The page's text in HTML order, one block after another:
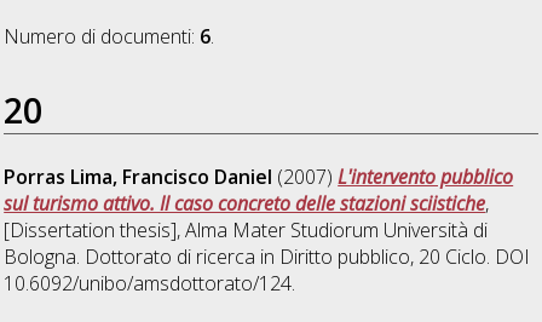
Numero di documenti: 6.
20
Porras Lima, Francisco Daniel (2007)L'intervento pubblico
sul turismo attivo. Il caso concreto delle stazioni sciistiche,
[Dissertation thesis], Alma Mater Studiorum Università di
Bologna. Dottorato di ricerca in Diritto pubblico, 20 Ciclo. DOI
10.6092/unibo/amsdottorato/124.